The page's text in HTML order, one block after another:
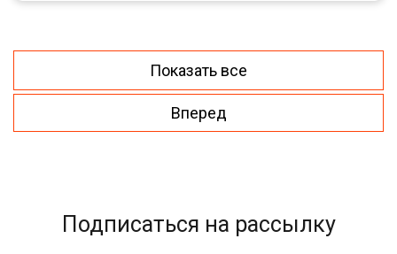
Показать все
Вперед
Подписаться на рассылку